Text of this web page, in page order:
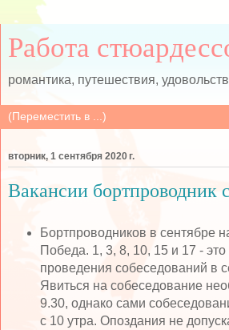
Работа
романтика, путешествия,
вторник, 1 сентября 2020 г.
Вакансии бортпроводник
Бортпроводников в сентябре
Победа. 1, 3, 8, 10, 15 и 17 -
проведения собеседований в
Явиться на собеседование
9.30, однако сами
с 10 утра. Опоздания не